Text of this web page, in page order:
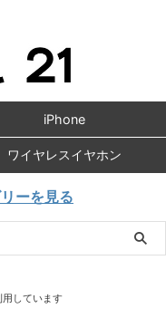
iPhone
ワイヤレスイヤホン
ーを見る
用しています